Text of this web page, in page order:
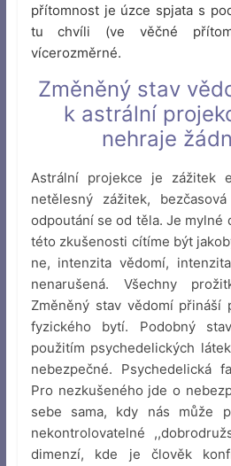
přítomnost je úzce spjata s
tu chvíli (ve věčné
vícerozměrné.
Změněný stav
k astrální
nehraje
Astrální projekce je zážitek
netělesný zážitek,
odpoutání se od těla. Je mylné
této zkušenosti cítíme být
ne, intenzita vědomí,
nenarušená. Všechny
Změněný stav vědomí přináší
fyzického bytí. Podobný
použitím psychedelických
nebezpečné. Psychedelická
Pro nezkušeného jde o
sebe sama, kdy nás může
nekontrolovatelné
dimenzí, kde je člověk